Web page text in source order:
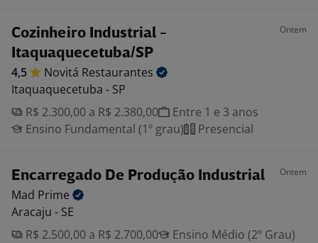
Cozinheiro Industrial -
Itaquaquecetuba/SP
Ontem
4,5 Novitá Restaurantes
Itaquaquecetuba - SP
R$ 2.300,00 a R$ 2.380,00
Entre 1 e 3 anos
Ensino Fundamental (1º grau)
Presencial
Encarregado De Produção Industrial Ontem
Mad Prime
Aracaju - SE
R$ 2.500,00 a R$ 2.700,00
Ensino Médio (2º Grau)